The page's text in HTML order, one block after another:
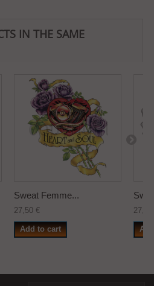
IN THE SAME
Sweat Femme...
27,50 €
Add to cart